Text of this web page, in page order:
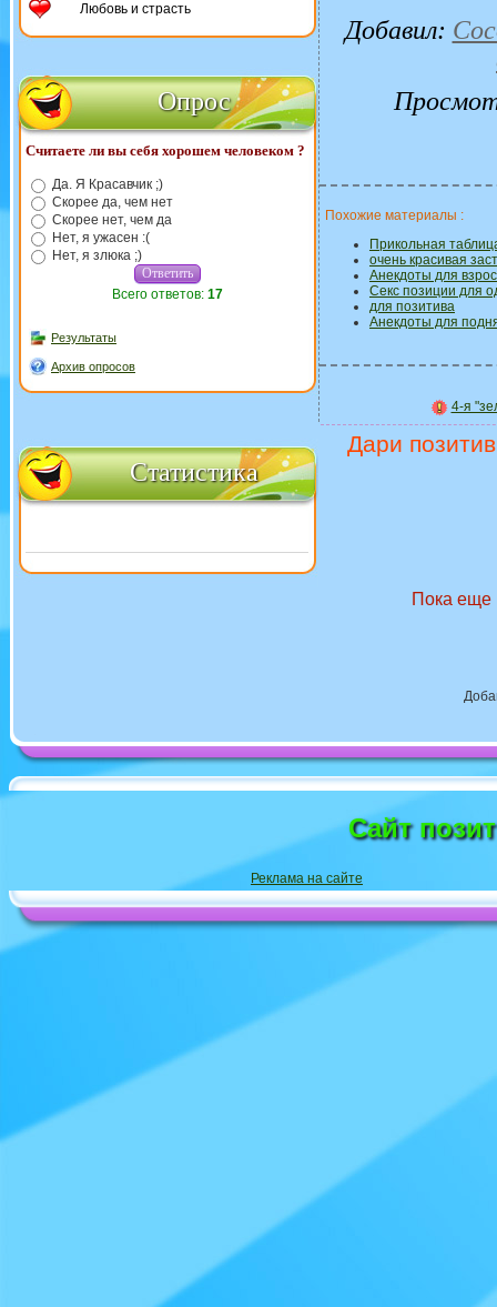
Любовь и страсть
Опрос
Считаете ли вы себя хорошем человеком ?
Да. Я Красавчик ;)
Скорее да, чем нет
Скорее нет, чем да
Нет, я ужасен :(
Нет, я злюка ;)
Всего ответов: 17
Результаты
Архив опросов
Статистика
Добавил:
Похожие материалы :
Прикольная
очень красивая
Анекдоты для
Секс позиции для
для позитива
Анекдоты для
4-я
Дари
Пока еще
Сайт
Реклама на сайте